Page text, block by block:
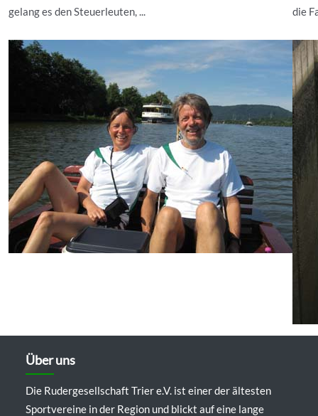
gelang es den Steuerleuten, ... die
Über uns
Die Rudergesellschaft Trier e.V. ist einer der ältesten
Sportvereine in der Region und blickt auf eine lange